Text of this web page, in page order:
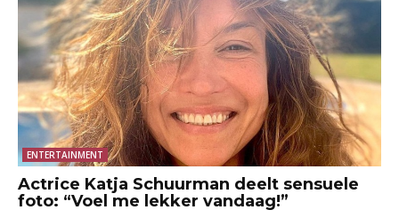
ENTERTAINMENT
Actrice Katja Schuurman deelt sensuele
foto: “Voel me lekker vandaag!”